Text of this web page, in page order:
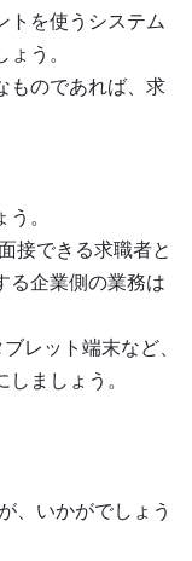
トを使うシステム
う。
ものであれば、求
。
接できる求職者と
る企業側の業務は
レット端末など、
ましょう。
、いかがでしょう